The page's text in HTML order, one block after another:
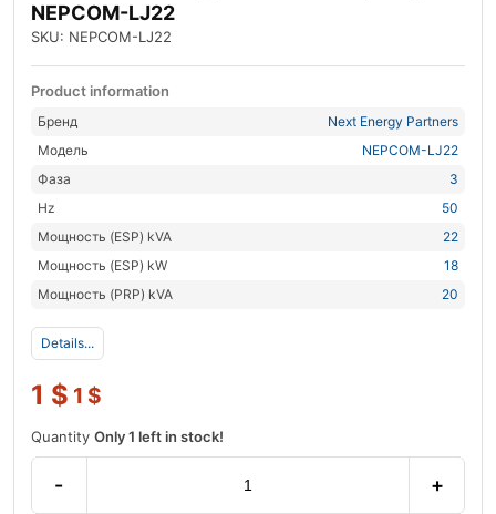
NEPCOM-LJ22
SKU: NEPCOM-LJ22
Product information
Бренд
Next Energy Partners
Модель
NEPCOM-LJ22
Фаза
3
Hz
50
Мощность (ESP) kVA
22
Мощность (ESP) kW
18
Мощность (PRP) kVA
20
Details...
1 $ 1 $
Quantity Only 1 left in stock!
- +